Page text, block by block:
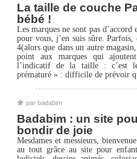
La taille de couche
bébé !
Les marques ne sont pas
pour vous, j’en suis sûre. Parfois,
4(alors que dans un autre
point aux marques qui
l’indicatif de la taille : c’est
prématuré » : difficile de prévoir
par badabim
Badabim : un site
bondir de joie
Mesdames et messieurs,
au tout grâce au site pour